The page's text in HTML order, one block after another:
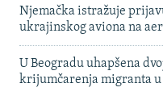
Njemačka istražuje
ukrajinskog aviona na
U Beogradu uhapšena
krijumčarenja migranta u